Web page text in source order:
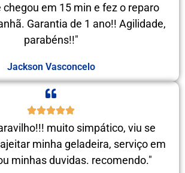
chegou em 15 min e fez o reparo
Garantia de 1 ano!! Agilidade,
parabéns!!"
Jackson Vasconcelo
muito simpático, viu se
minha geladeira, serviço em
minhas duvidas. recomendo."